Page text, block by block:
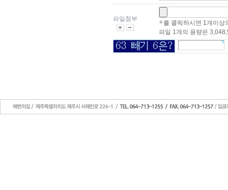
파일첨부 +를 클릭하시면 1개이상
파일 1개의 용량은